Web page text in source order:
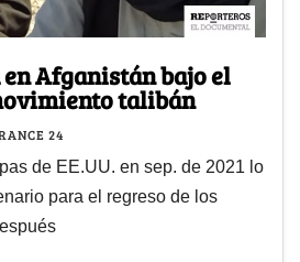
en Afganistán bajo el
talibán
24
de EE.UU. en sep. de 2021 lo
para el regreso de los